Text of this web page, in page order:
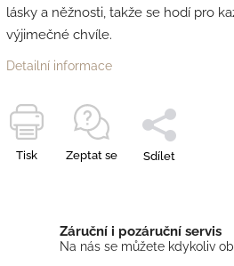
lásky a něžnosti, takže se hodí pro
výjimečné chvíle.
Detailní informace
Tisk Zeptat se Sdílet
Záruční i pozáruční servis
Na nás se můžete kdykoliv